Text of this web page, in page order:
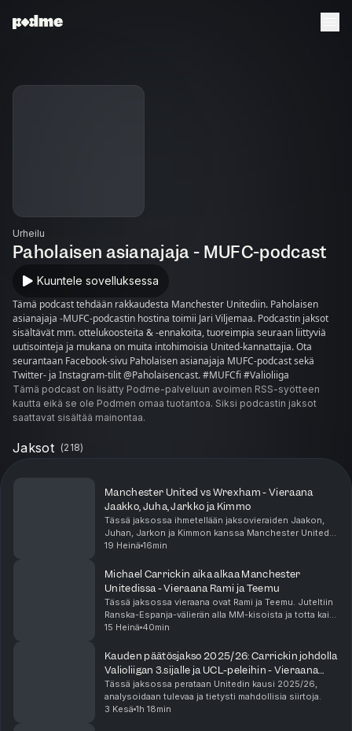
Urheilu
Paholaisen asianajaja - MUFC-podcast
Kuuntele sovelluksessa
Tämä podcast tehdään rakkaudesta Manchester Unitediin. Paholaisen
asianajaja -MUFC-podcastin hostina toimii Jari Viljemaa. Podcastin jaksot
sisältävät mm. ottelukoosteita & -ennakoita, tuoreimpia seuraan liittyviä
uutisointeja ja mukana on muita intohimoisia United-kannattajia. Ota
seurantaan Facebook-sivu Paholaisen asianajaja MUFC-podcast sekä
Twitter- ja Instagram-tilit @Paholaisencast. #MUFCfi #Valioliiga
Tämä podcast on lisätty Podme-palveluun avoimen RSS-syötteen
kautta eikä se ole Podmen omaa tuotantoa. Siksi podcastin jaksot
saattavat sisältää mainontaa.
Jaksot (218)
Manchester United vs Wrexham - Vieraana
Jaakko, Juha, Jarkko ja Kimmo
Tässä jaksossa ihmetellään jaksovieraiden Jaakon,
Juhan, Jarkon ja Kimmon kanssa Manchester United
vs Wrexham -ottelua.
19 Heinä 16min
Michael Carrickin aika alkaa Manchester
Unitedissa - Vieraana Rami ja Teemu
Tässä jaksossa vieraana ovat Rami ja Teemu. Juteltiin
Ranska-Espanja-välierän alla MM-kisoista ja totta kai
podcastille luontaisesti Unitedista ja Unitedin
15 Heinä 40min
Kauden päätösjakso 2025/26: Carrickin johdolla
Valioliigan 3.sijalle ja UCL-peleihin - Vieraana
Mikko Seppä
Tässä jaksossa perataan Unitedin kausi 2025/26,
analysoidaan tulevaa ja tietysti mahdollisia siirtoja.
3 Kesä 1h 18min